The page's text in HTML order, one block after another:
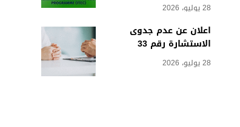
28 يوليو، 2026
اعلان عن عدم جدوى
الاستشارة رقم 33
28 يوليو، 2026